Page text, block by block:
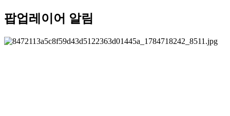
팝업레이어 알림